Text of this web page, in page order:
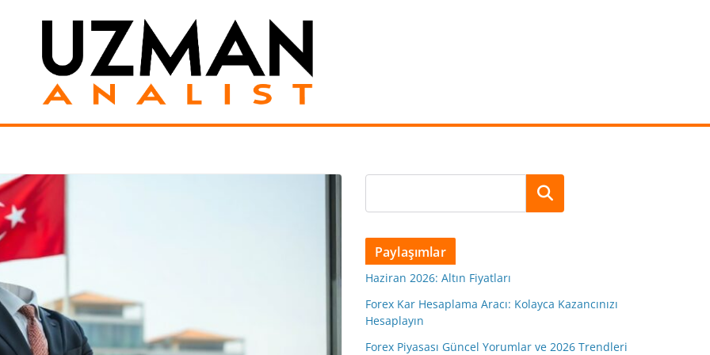
Ara
Paylaşımlar
Haziran 2026: Altın Fiyatları
Forex Kar Hesaplama Aracı: Kolayca Kazancınızı
Hesaplayın
Forex Piyasası Güncel Yorumlar ve 2026 Trendleri